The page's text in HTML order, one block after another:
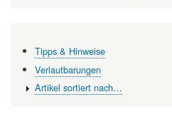
Tipps & Hinweise
Verlautbarungen
Artikel sortiert nach…